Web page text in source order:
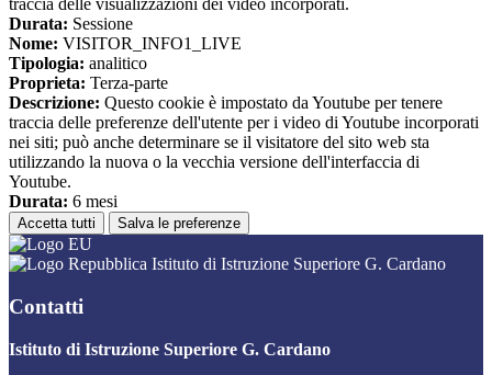
traccia delle visualizzazioni dei video incorporati.
Durata: Sessione
Nome: VISITOR_INFO1_LIVE
Tipologia: analitico
Proprieta: Terza-parte
Descrizione: Questo cookie è impostato da Youtube per tenere
traccia delle preferenze dell'utente per i video di Youtube incorporati
nei siti; può anche determinare se il visitatore del sito web sta
utilizzando la nuova o la vecchia versione dell'interfaccia di
Youtube.
Durata: 6 mesi
Accetta tutti Salva le preferenze
Istituto di Istruzione Superiore G. Cardano
Contatti
Istituto di Istruzione Superiore G. Cardano